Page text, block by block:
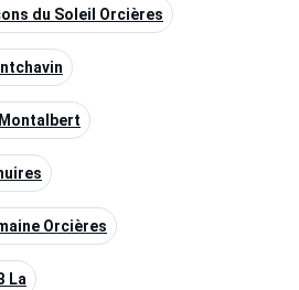
du Soleil Orcières
Orcières
La